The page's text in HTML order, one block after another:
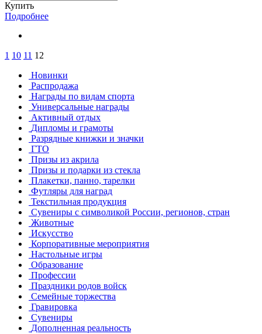
Купить
Подробнее
1 10 11 12
Новинки
Распродажа
Награды по видам спорта
Универсальные награды
Активный отдых
Дипломы и грамоты
Разрядные книжки и значки
ГТО
Призы из акрила
Призы и подарки из стекла
Плакетки, панно, тарелки
Футляры для наград
Текстильная продукция
Сувениры с символикой России, регионов, стран
Животные
Искусство
Корпоративные мероприятия
Настольные игры
Образование
Профессии
Праздники родов войск
Семейные торжества
Гравировка
Сувениры
Дополненная реальность